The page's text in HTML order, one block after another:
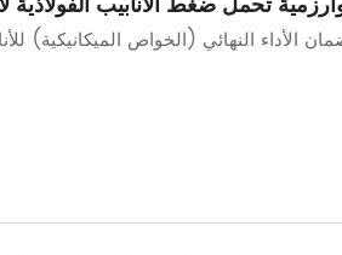
الأداء النهائي (الخواص الميكانيكية)